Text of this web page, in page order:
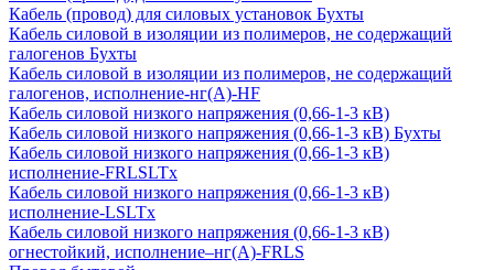
Кабель (провод) для силовых установок Бухты
Кабель силовой в изоляции из полимеров, не содержащий
галогенов Бухты
Кабель силовой в изоляции из полимеров, не содержащий
галогенов, исполнение-нг(А)-HF
Кабель силовой низкого напряжения (0,66-1-3 кВ)
Кабель силовой низкого напряжения (0,66-1-3 кВ) Бухты
Кабель силовой низкого напряжения (0,66-1-3 кВ)
исполнение-FRLSLTx
Кабель силовой низкого напряжения (0,66-1-3 кВ)
исполнение-LSLTx
Кабель силовой низкого напряжения (0,66-1-3 кВ)
огнестойкий, исполнение–нг(А)-FRLS